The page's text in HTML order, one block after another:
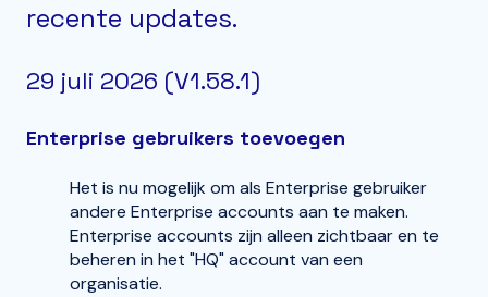
recente updates.
29 juli 2026 (V1.58.1)
Enterprise gebruikers toevoegen
Het is nu mogelijk om als Enterprise gebruiker
andere Enterprise accounts aan te maken.
Enterprise accounts zijn alleen zichtbaar en te
beheren in het "HQ" account van een
organisatie.